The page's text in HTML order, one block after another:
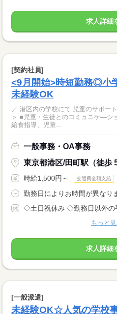
求人詳細
[契約社員]
<9月開始>時短勤務◎小
未経験OK
／ 港区内の学校にて 児童のサポートをお任せ
＞ ■児童・生徒とのコミュニケ―シ
給食指導、児童...
一般事務・OA事務
東京都港区/田町駅（徒歩 5
時給1,500円～ 交通費全額支給
勤務日によりお時間が異なり
◇土日祝休み ◇勤務日以外の
もっと
求人詳細
[一般派遣]
未経験OK☆人気の学校